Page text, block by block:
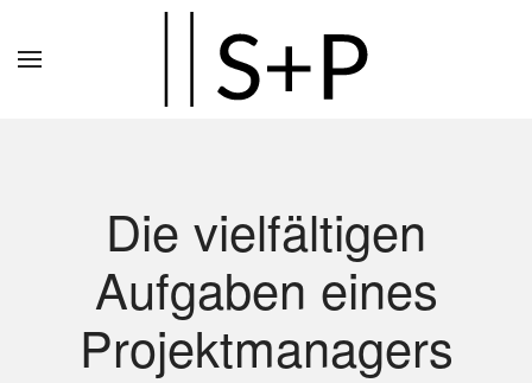
Die vielfältigen
Aufgaben eines
Projektmanagers